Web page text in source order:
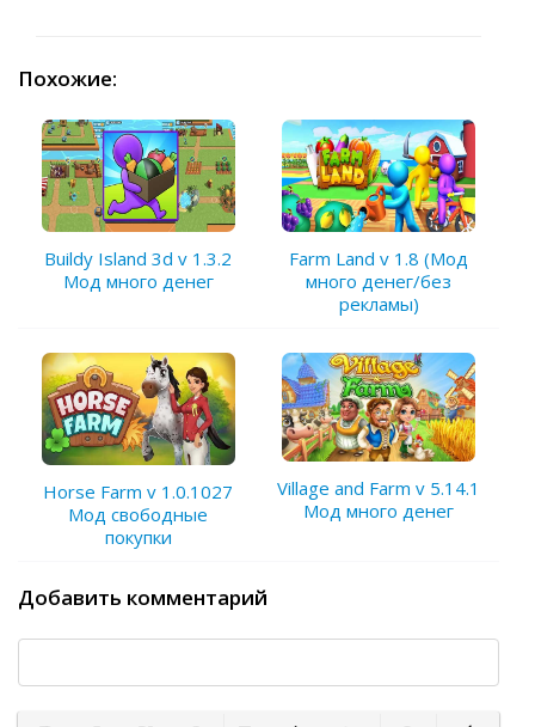
Похожие:
Buildy Island 3d v 1.3.2
Мод много денег
Farm Land v 1.8 (Мод
много денег/без
рекламы)
Horse Farm v 1.0.1027
Мод свободные
покупки
Village and Farm v 5.14.1
Мод много денег
Добавить комментарий